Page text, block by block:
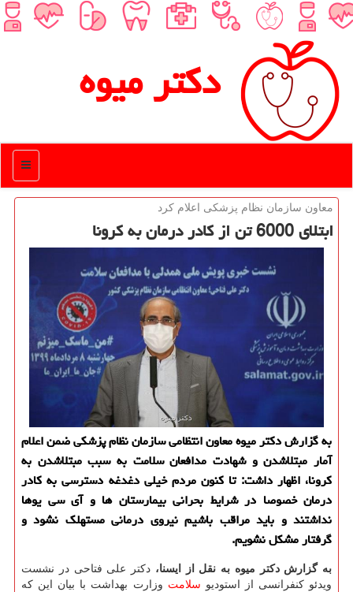
دكتر میوه
منو
معاون سازمان نظام پزشكی اعلام كرد
ابتلای 6000 تن از كادر درمان به كرونا
به گزارش دكتر میوه معاون انتظامی سازمان نظام پزشكی ضمن اعلام
آمار مبتلاشدن و شهادت مدافعان سلامت به سبب مبتلاشدن به
كرونا، اظهار داشت: تا كنون مردم خیلی دغدغه دسترسی به كادر
درمان خصوصا در شرایط بحرانی بیمارستان ها و آی سی یوها
نداشتند و باید مراقب باشیم نیروی درمانی مستهلك نشود و
گرفتار مشكل نشویم.
به گزارش دکتر میوه به نقل از ایسنا، دکتر علی فتاحی در نشست
ویدئو کنفرانسی از استودیو سلامت وزارت بهداشت با بیان این که